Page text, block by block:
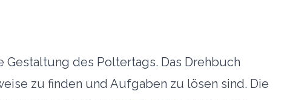
Gestaltung des Poltertags. Das Drehbuch
zu finden und Aufgaben zu lösen sind. Die